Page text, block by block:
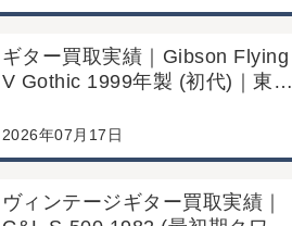
ギター買取実績｜Gibson Flying
V Gothic 1999年製 (初代)｜東京
み
2026年07月17日
ヴィンテージギター買取実績｜